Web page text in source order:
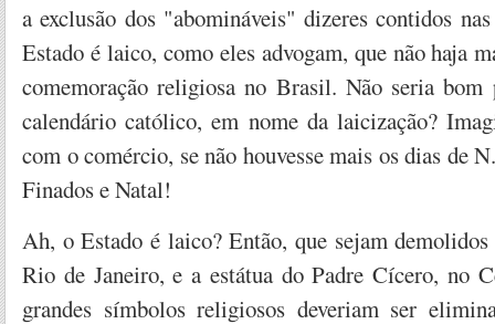
a exclusão dos "abomináveis" dizeres contidos
Estado é laico, como eles advogam, que não haja
comemoração religiosa no Brasil. Não seria
calendário católico, em nome da laicização?
com o comércio, se não houvesse mais os dias de
Finados e Natal!
Ah, o Estado é laico? Então, que sejam
Rio de Janeiro, e a estátua do Padre Cícero, no
grandes símbolos religiosos deveriam ser